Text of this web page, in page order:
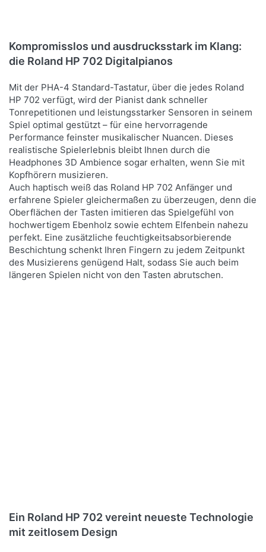
Versandkostenfrei (DE) -
andere Länder hier klicken
Reise
UVP:2.643,60 € *
* Preise inkl. MwSt.,
Versandkostenfrei (DE) -
andere Länder hier klicken
Kompromisslos und ausdrucksstark im Klang:
die Roland HP 702 Digitalpianos
Mit der PHA-4 Standard-Tastatur, über die jedes Roland
HP 702 verfügt, wird der Pianist dank schneller
Tonrepetitionen und leistungsstarker Sensoren in seinem
Spiel optimal gestützt – für eine hervorragende
Performance feinster musikalischer Nuancen. Dieses
realistische Spielerlebnis bleibt Ihnen durch die
Headphones 3D Ambience sogar erhalten, wenn Sie mit
Kopfhörern musizieren.
Auch haptisch weiß das Roland HP 702 Anfänger und
erfahrene Spieler gleichermaßen zu überzeugen, denn die
Oberflächen der Tasten imitieren das Spielgefühl von
hochwertigem Ebenholz sowie echtem Elfenbein nahezu
perfekt. Eine zusätzliche feuchtigkeitsabsorbierende
Beschichtung schenkt Ihren Fingern zu jedem Zeitpunkt
des Musizierens genügend Halt, sodass Sie auch beim
längeren Spielen nicht von den Tasten abrutschen.
Ein Roland HP 702 vereint neueste Technologie
mit zeitlosem Design